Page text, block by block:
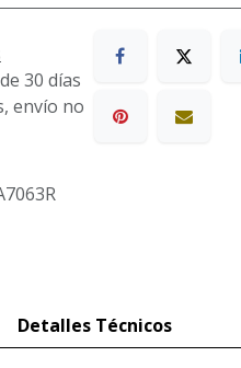
30 días
envío no
Detalles Técnicos